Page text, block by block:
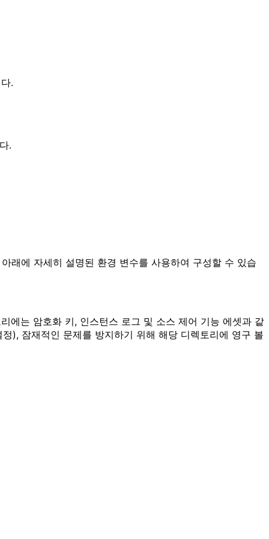
.
.
래에 자세히 설명된 환경 변수를 사용하여 구성할 수 있습
에는 암호화 키, 인스턴스 로그 및 소스 제어 기능 에셋과 같
), 잠재적인 문제를 방지하기 위해 해당 디렉토리에 영구 볼